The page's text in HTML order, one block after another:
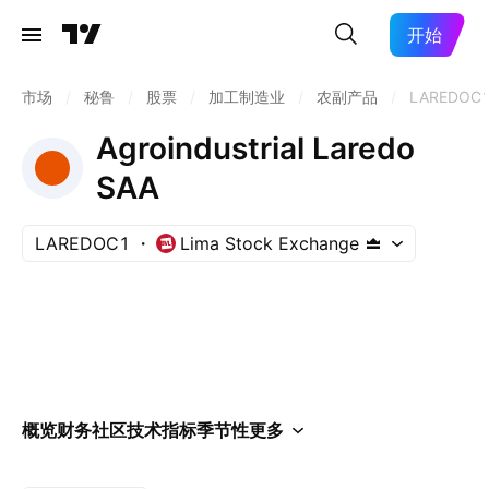
开始
市场 秘鲁 股票 加工制造业 农副产品
Agroindustrial Laredo
SAA
LAREDOC1 Lima Stock Exchange
概览财务社区技术指标季节性更多